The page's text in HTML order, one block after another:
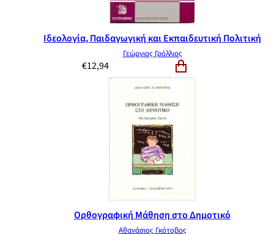
Ιδεολογία, Παιδαγωγική και Εκπαιδευτική Πολιτική
Γεώργιος Γρόλλιος
€12,94
Ορθογραφική Μάθηση στο Δημοτικό
Αθανάσιος Γκότοβος